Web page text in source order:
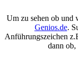
Um zu sehen ob und
Genios.de.
Anführungszeichen
dann